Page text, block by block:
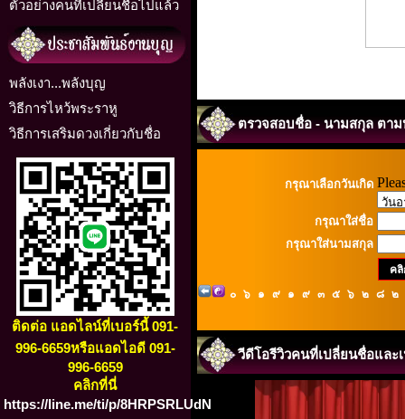
ตัวอย่างคนที่เปลี่ยนชื่อไปแล้ว
พลังเงา...พลังบุญ
วิธีการไหว้พระราหู
วิธีการเสริมดวงเกี่ยวกับชื่อ
ติดต่อ แอดไลน์ที่เบอร์นี้ 091-
996-6659หรือแอดไอดี 091-
996-6659
คลิกที่นี่
https://line.me/ti/p/8HRPSRLUdN
ตรวจสอบชื่อ - นามสกุล ตา
กรุณาเลือกวันเกิด
กรุณาใส่ชื่อ
กรุณาใส่นามสกุล
๐๖๑๙๑๙๓๕๖๒๘
วีดีโอรีวิวคนที่เปลี่ยนชื่อและ